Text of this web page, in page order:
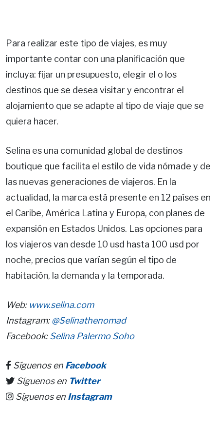
Para realizar este tipo de viajes, es muy
importante contar con una planificación que
incluya: fijar un presupuesto, elegir el o los
destinos que se desea visitar y encontrar el
alojamiento que se adapte al tipo de viaje que se
quiera hacer.
Selina es una comunidad global de destinos
boutique que facilita el estilo de vida nómade y de
las nuevas generaciones de viajeros. En la
actualidad, la marca está presente en 12 países en
el Caribe, América Latina y Europa, con planes de
expansión en Estados Unidos. Las opciones para
los viajeros van desde 10 usd hasta 100 usd por
noche, precios que varían según el tipo de
habitación, la demanda y la temporada.
Web: www.selina.com
Instagram:@Selinathenomad
Facebook:Selina Palermo Soho
Síguenos en Facebook
Síguenos en Twitter
Síguenos en Instagram